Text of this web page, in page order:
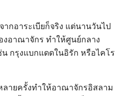
กอาระเบียก็จริง แต่นานวันไป
อาณาจักร ทำให้ศูนย์กลาง
กรุงแบกแดดในอิรัก หรือไคโร
ลายครั้งทำให้อาณาจักรอิสลาม